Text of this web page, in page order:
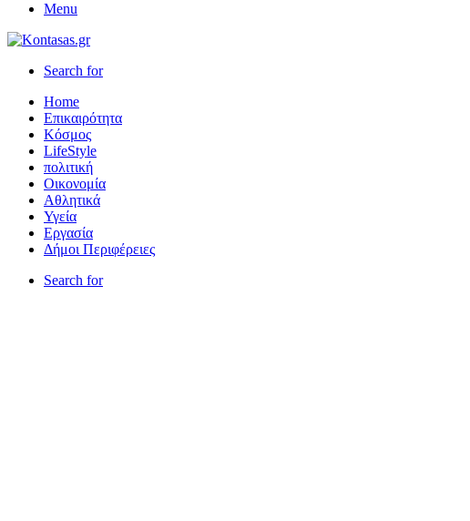
Menu
Search for
Home
Επικαιρότητα
Κόσμος
LifeStyle
πολιτική
Οικονομία
Αθλητικά
Υγεία
Εργασία
Δήμοι Περιφέρειες
Search for